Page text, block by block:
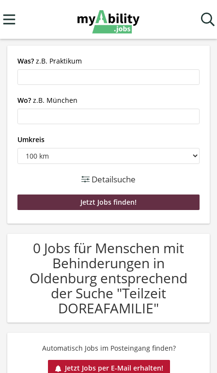
Was? z.B. Praktikum
Wo? z.B. München
Umkreis
Detailsuche
0 Jobs für Menschen mit
Behinderungen in
Oldenburg entsprechend
der Suche "Teilzeit
DOREAFAMILIE"
Automatisch Jobs im Posteingang finden?
Jetzt Jobs per E-Mail erhalten!